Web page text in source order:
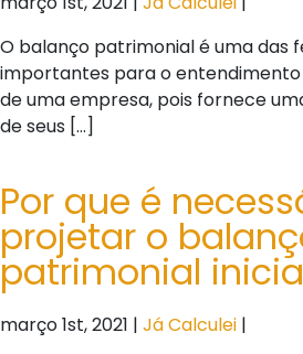
O balanço patrimonial é uma das
importantes para o
de uma empresa, pois fornece
de seus […]
Por que é
projetar o
patrimonial
março 1st, 2021 | Já Calculei |